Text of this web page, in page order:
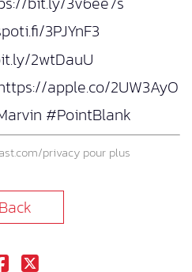
3PJYnF3
2wtDauU
apple.co/2UW3AyO
#PointBlank
privacy pour plus
Back